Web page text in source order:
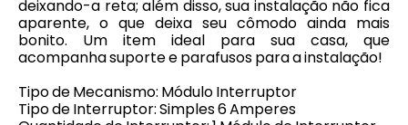
deixando-a reta; além disso, sua instalação não fica
aparente, o que deixa seu cômodo ainda mais
bonito. Um item ideal para sua casa, que
acompanha suporte e parafusos para a instalação!
Tipo de Mecanismo: Módulo Interruptor
Tipo de Interruptor: Simples 6 Amperes